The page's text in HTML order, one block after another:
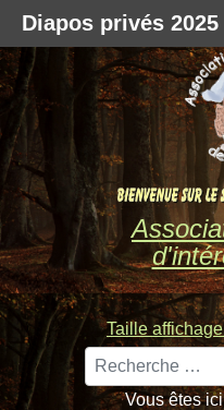
Taille
Rechercher
Vous êtes
Diapos privés 2025